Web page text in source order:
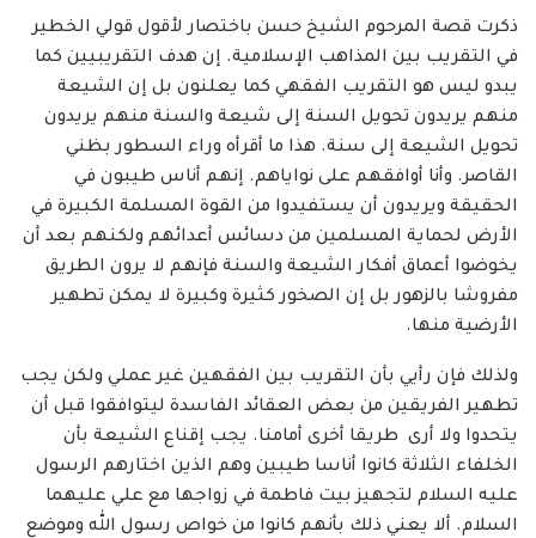
ذكرت قصة المرحوم الشيخ حسن باختصار لأقول قولي الخطير
في التقريب بين المذاهب الإسلامية. إن هدف التقريبيين كما
يبدو ليس هو التقريب الفقهي كما يعلنون بل إن الشيعة
منهم يريدون تحويل السنة إلى شيعة والسنة منهم يريدون
تحويل الشيعة إلى سنة. هذا ما أقرأه وراء السطور بظني
القاصر. وأنا أوافقهم على نواياهم. إنهم أناس طيبون في
الحقيقة ويريدون أن يستفيدوا من القوة المسلمة الكبيرة في
الأرض لحماية المسلمين من دسائس أعدائهم ولكنهم بعد أن
يخوضوا أعماق أفكار الشيعة والسنة فإنهم لا يرون الطريق
مفروشا بالزهور بل إن الصخور كثيرة وكبيرة لا يمكن تطهير
الأرضية منها.
ولذلك فإن رأيي بأن التقريب بين الفقهين غير عملي ولكن يجب
تطهير الفريقين من بعض العقائد الفاسدة ليتوافقوا قبل أن
يتحدوا ولا أرى طريقا أخرى أمامنا. يجب إقناع الشيعة بأن
الخلفاء الثلاثة كانوا أناسا طيبين وهم الذين اختارهم الرسول
عليه السلام لتجهيز بيت فاطمة في زواجها مع علي عليهما
السلام. ألا يعني ذلك بأنهم كانوا من خواص رسول الله وموضع